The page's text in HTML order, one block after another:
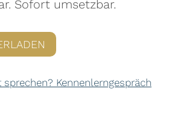
Sofort umsetzbar.
sprechen? Kennenlerngespräch